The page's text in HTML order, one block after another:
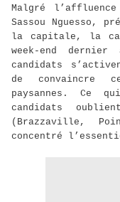
Malgré
Sassou Nguesso,
la capitale, la
week-end
candidats
de convaincre
paysannes. Ce
candidats
(Brazzaville,
concentré